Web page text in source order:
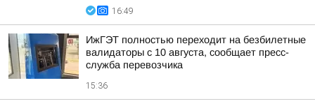
16:49
ИжГЭТ полностью переходит на безбилетные
валидаторы с 10 августа, сообщает пресс-
служба перевозчика
15:36